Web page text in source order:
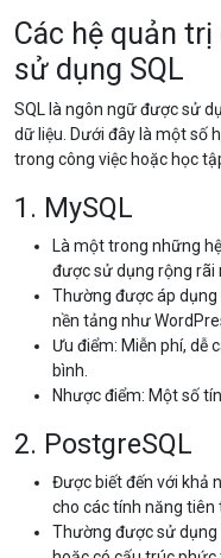
Các hệ quản
sử dụng SQL
SQL là ngôn ngữ được sử
dữ liệu. Dưới đây là một số
trong công việc hoặc học
1. MySQL
Là một trong những
được sử dụng rộng rãi
Thường được áp
nền tảng như
Ưu điểm: Miễn phí, dễ
bình.
Nhược điểm: Một số
2. PostgreSQL
Được biết đến với khả
cho các tính năng tiên
Thường được sử dụng